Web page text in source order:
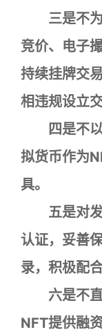
三是不为
竞价、电子
持续挂牌交
相违规设立
四是不以
拟货币作为
具。
五是对发
认证，妥善
录，积极配
六是不直
NFT提供融资